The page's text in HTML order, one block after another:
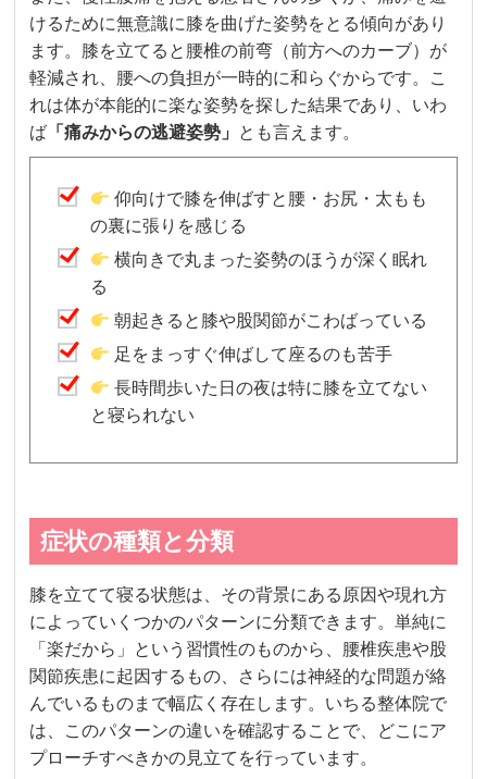
けるために無意識に膝を曲げた姿勢をとる傾向があり
ます。膝を立てると腰椎の前弯（前方へのカーブ）が
軽減され、腰への負担が一時的に和らぐからです。こ
れは体が本能的に楽な姿勢を探した結果であり、いわ
ば 「痛みからの逃避姿勢」 とも言えます。
仰向けで膝を伸ばすと腰・お尻・太もも
の裏に張りを感じる
横向きで丸まった姿勢のほうが深く眠れ
る
朝起きると膝や股関節がこわばっている
足をまっすぐ伸ばして座るのも苦手
長時間歩いた日の夜は特に膝を立てない
と寝られない
症状の種類と分類
膝を立てて寝る状態は、その背景にある原因や現れ方
によっていくつかのパターンに分類できます。単純に
「楽だから」という習慣性のものから、腰椎疾患や股
関節疾患に起因するもの、さらには神経的な問題が絡
んでいるものまで幅広く存在します。いちる整体院で
は、このパターンの違いを確認することで、どこにア
プローチすべきかの見立てを行っています。